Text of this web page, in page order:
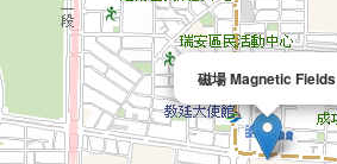
磁場 Magnetic Fields